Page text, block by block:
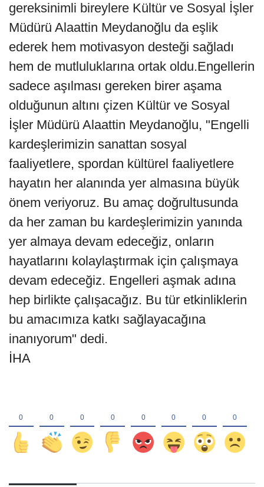
gereksinimli bireylere Kültür ve Sosyal İşler
Müdürü Alaattin Meydanoğlu da eşlik
ederek hem motivasyon desteği sağladı
hem de mutluluklarına ortak oldu.Engellerin
sadece aşılması gereken birer aşama
olduğunun altını çizen Kültür ve Sosyal
İşler Müdürü Alaattin Meydanoğlu, "Engelli
kardeşlerimizin sanattan sosyal
faaliyetlere, spordan kültürel faaliyetlere
hayatın her alanında yer almasına büyük
önem veriyoruz. Bu amaç doğrultusunda
da her zaman bu kardeşlerimizin yanında
yer almaya devam edeceğiz, onların
hayatlarını kolaylaştırmak için çalışmaya
devam edeceğiz. Engelleri aşmak adına
hep birlikte çalışacağız. Bu tür etkinliklerin
bu amacımıza katkı sağlayacağına
inanıyorum" dedi.
İHA